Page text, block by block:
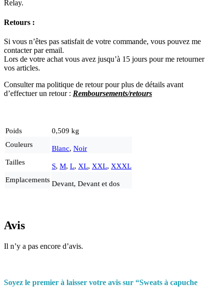
Relay.
Retours :
Si vous n’êtes pas satisfait de votre commande, vous pouvez me
contacter par email.
Lors de votre achat vous avez jusqu’à 15 jours pour me retourner
vos articles.
Consulter ma politique de retour pour plus de détails avant
d’effectuer un retour : Remboursements/retours
Poids
0,509 kg
Couleurs
Blanc, Noir
Tailles
S, M, L, XL, XXL, XXXL
Emplacements Devant, Devant et dos
Avis
Il n’y a pas encore d’avis.
Soyez le premier à laisser votre avis sur “Sweats à capuche